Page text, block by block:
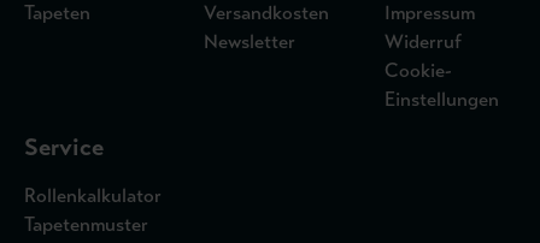
Tapeten
Versandkosten
Newsletter
Impressum
Widerruf
Cookie-
Einstellungen
Service
Rollenkalkulator
Tapetenmuster